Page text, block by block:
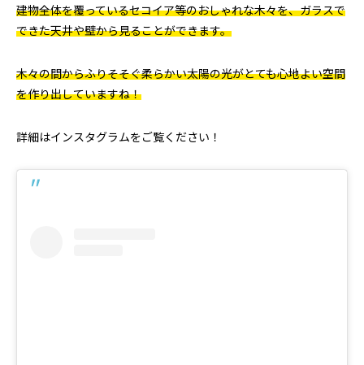
建物全体を覆っているセコイア等のおしゃれな木々を、ガラスで
できた天井や壁から見ることができます。
木々の間からふりそそぐ柔らかい太陽の光がとても心地よい空間
を作り出していますね！
詳細はインスタグラムをご覧ください！